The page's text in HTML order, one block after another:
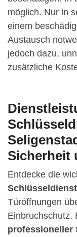
möglich. Nur in
einem
Austausch
jedoch dazu,
zusätzliche
Sicherheit
Entdecke die
Türöffnungen
Einbruchschutz.
professioneller